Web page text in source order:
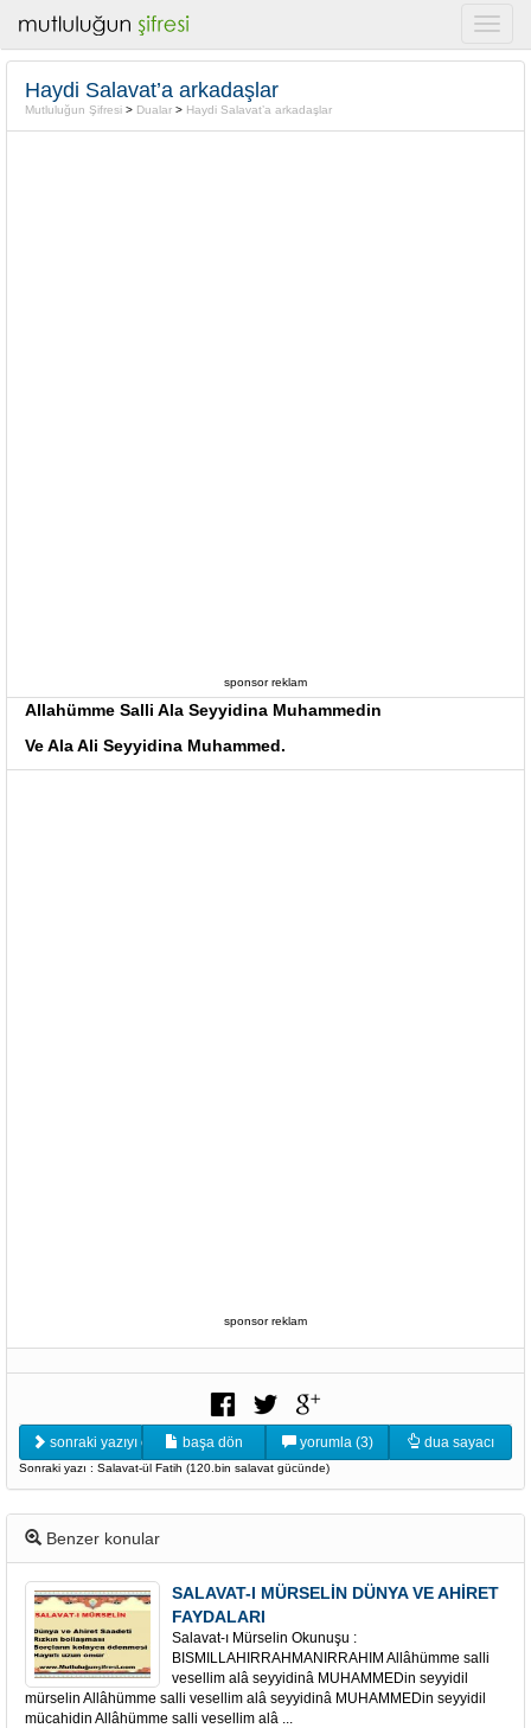
Haydi Salavat’a arkadaşlar
Mutluluğun Şifresi > Dualar > Haydi Salavat’a arkadaşlar
sponsor reklam
Allahümme Salli Ala Seyyidina Muhammedin
Ve Ala Ali Seyyidina Muhammed.
sponsor reklam
sonraki yazıyı oku başa dön yorumla (3) dua sayacı
Sonraki yazı : Salavat-ül Fatih (120.bin salavat gücünde)
Benzer konular
SALAVAT-I MÜRSELİN DÜNYA VE AHİRET
FAYDALARI
Salavat-ı Mürselin Okunuşu :
BISMILLAHIRRAHMANIRRAHIM Allâhümme salli
vesellim alâ seyyidinâ MUHAMMEDin seyyidil
mürselin Allâhümme salli vesellim alâ seyyidinâ MUHAMMEDin seyyidil
mücahidin Allâhümme salli vesellim alâ ...